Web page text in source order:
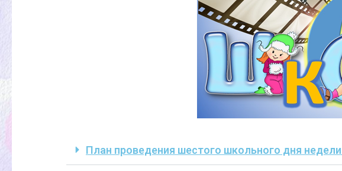
План проведения шестого школьного дня